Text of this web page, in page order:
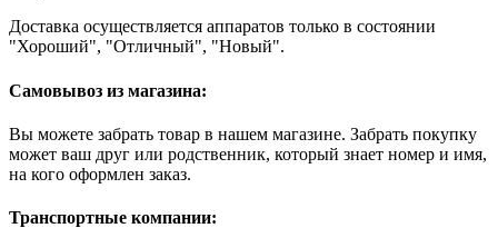
Доставка осуществляется аппаратов только в состоянии
"Хороший", "Отличный", "Новый".
Самовывоз из магазина:
Вы можете забрать товар в нашем магазине. Забрать покупку
может ваш друг или родственник, который знает номер и имя,
на кого оформлен заказ.
Транспортные компании: